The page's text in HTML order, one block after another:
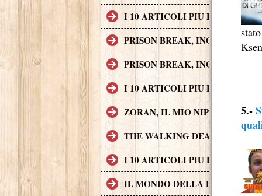
I 10 ARTICOLI PIU LETTI SUL
PRISON BREAK, INGEGNO,
PRISON BREAK, INGEGNO,
I 10 ARTICOLI PIU LETTI SUL
ZORAN, IL MIO NIPOTE
THE WALKING DEAD
I 10 ARTICOLI PIU LETTI SUL
IL MONDO DELLA FINANZA
5.-